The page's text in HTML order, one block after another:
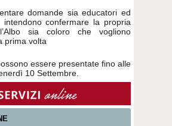
domande sia educatori ed
intendono confermare la propria
sia coloro che vogliono
prima volta
essere presentate fino alle
10 Settembre.